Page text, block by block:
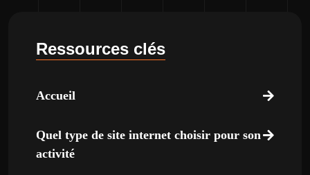
Ressources clés
Accueil
Quel type de site internet choisir pour son
activité